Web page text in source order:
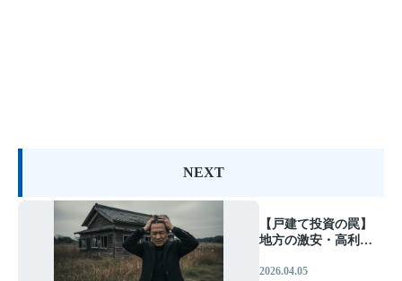
NEXT
【戸建て投資の罠】
地方の激安・高利回
敗しないエリア選定
2026.04.05